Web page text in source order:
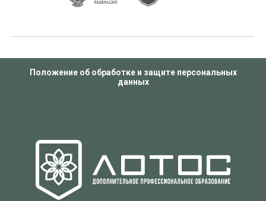
Положение об обработке и защите персональных
данных